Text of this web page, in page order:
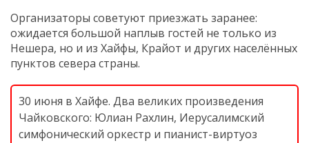
Организаторы советуют приезжать заранее:
ожидается большой наплыв гостей не только из
Нешера, но и из Хайфы, Крайот и других населённых
пунктов севера страны.
30 июня в Хайфе. Два великих произведения
Чайковского: Юлиан Рахлин, Иерусалимский
симфонический оркестр и пианист-виртуоз